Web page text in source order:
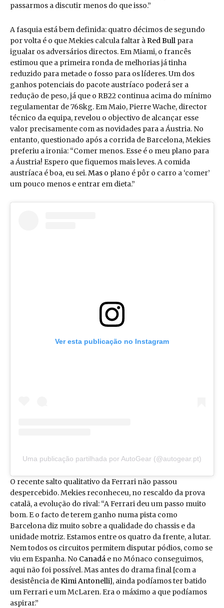
passarmos a discutir menos do que isso.”
A fasquia está bem definida: quatro décimos de segundo
por volta é o que Mekies calcula faltar àRed Bull para
igualar os adversários directos. Em Miami, o francês
estimou que a primeira ronda de melhorias já tinha
reduzido para metade o fosso para os líderes. Um dos
ganhos potenciais do pacote austríaco poderá ser a
redução de peso, já que o RB22 continua acima do mínimo
regulamentar de 768kg. Em Maio, Pierre Wache, director
técnico da equipa, revelou o objectivo de alcançar esse
valor precisamente com as novidades para a Áustria. No
entanto, questionado após a corrida de Barcelona, Mekies
preferiu a ironia: “Comer menos. Esse é o meu plano para
a Áustria! Espero que fiquemos mais leves. A comida
austríaca é boa, eu sei.Mas o plano é pôr o carro a ‘comer’
um pouco menos e entrar em dieta.”
Ver esta publicação no Instagram
Uma publicação partilhada por AutoGear (@autogear.pt)
O recente salto qualitativo da Ferrari não passou
despercebido. Mekies reconheceu, no rescaldo da prova
catalã, a evolução do rival: “A Ferrari deu um passo muito
bom. E o facto de terem ganho numa pista como
Barcelona diz muito sobre a qualidade do chassis e da
unidade motriz. Estamos entre os quatro da frente, a lutar.
Nem todos os circuitos permitem disputar pódios, como se
viu em Espanha. No Canadá e no Mónaco conseguimos,
aqui não foi possível. Mas antes do drama final [com a
desistência deKimi Antonelli], ainda podíamos ter batido
um Ferrari e um McLaren. Era o máximo a que podíamos
aspirar.”